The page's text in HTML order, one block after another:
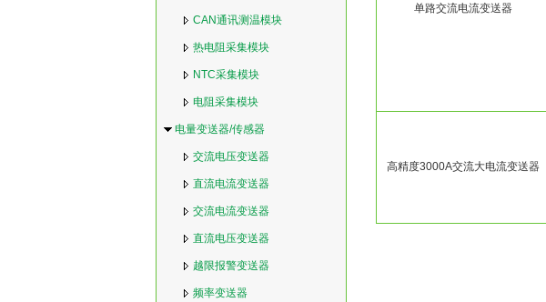
CAN通讯测温模块
热电阻采集模块
NTC采集模块
电阻采集模块
电量变送器/传感器
交流电压变送器
直流电流变送器
交流电流变送器
直流电压变送器
越限报警变送器
频率变送器
单路交流电流变送器
高精度3000A交流大电流变送器